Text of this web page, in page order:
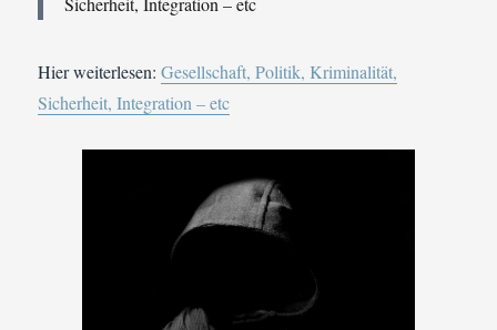
Hier weiterlesen:Gesellschaft, Politik, Kriminalität,
Sicherheit, Integration – etc